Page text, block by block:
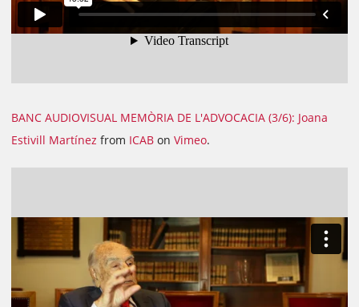
BANC AUDIOVISUAL MEMÒRIA DE L'ADVOCACIA (3/6): Joana
Estivill Martínez from ICAB on Vimeo.